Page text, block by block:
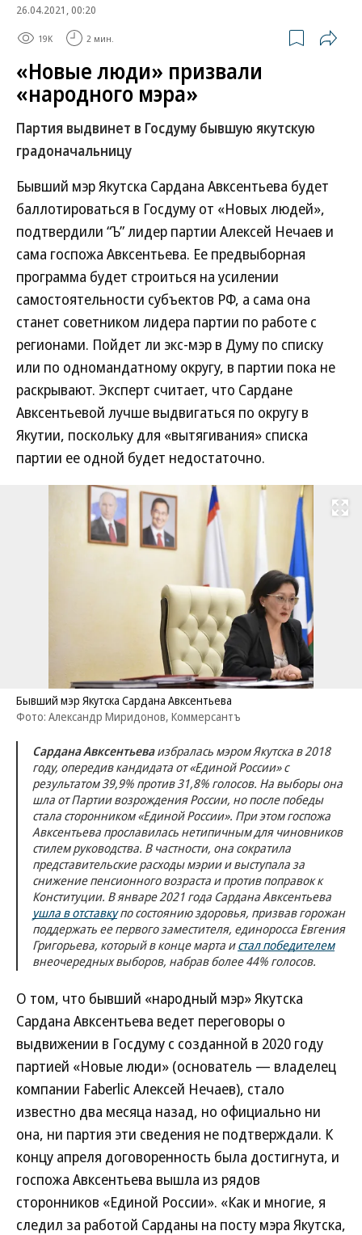
26.04.2021, 00:20
19K 2 мин.
«Новые люди» призвали
«народного мэра»
Партия выдвинет в Госдуму бывшую якутскую
градоначальницу
Бывший мэр Якутска Сардана Авксентьева будет
баллотироваться в Госдуму от «Новых людей»,
подтвердили “Ъ” лидер партии Алексей Нечаев и
сама госпожа Авксентьева. Ее предвыборная
программа будет строиться на усилении
самостоятельности субъектов РФ, а сама она
станет советником лидера партии по работе с
регионами. Пойдет ли экс-мэр в Думу по списку
или по одномандатному округу, в партии пока не
раскрывают. Эксперт считает, что Сардане
Авксентьевой лучше выдвигаться по округу в
Якутии, поскольку для «вытягивания» списка
партии ее одной будет недостаточно.
Развернуть
Бывший мэр Якутска Сардана Авксентьева
Фото: Александр Миридонов, Коммерсантъ
Сардана Авксентьеваизбралась мэром Якутска в 2018
году, опередив кандидата от «Единой России» с
результатом 39,9% против 31,8% голосов. На выборы она
шла от Партии возрождения России, но после победы
стала сторонником «Единой России». При этом госпожа
Авксентьева прославилась нетипичным для чиновников
стилем руководства. В частности, она сократила
представительские расходы мэрии и выступала за
снижение пенсионного возраста и против поправок к
Конституции. В январе 2021 года Сардана Авксентьева
ушла в отставкупо состоянию здоровья, призвав горожан
поддержать ее первого заместителя, единоросса Евгения
Григорьева, который в конце марта истал победителем
внеочередных выборов, набрав более 44% голосов.
О том, что бывший «народный мэр» Якутска
Сардана Авксентьева ведет переговоры о
выдвижении в Госдуму с созданной в 2020 году
партией «Новые люди» (основатель — владелец
компании Faberlic Алексей Нечаев), стало
известно два месяца назад, но официально ни
она, ни партия эти сведения не подтверждали. К
концу апреля договоренность была достигнута, и
госпожа Авксентьева вышла из рядов
сторонников «Единой России». «Как и многие, я
следил за работой Сарданы на посту мэра Якутска,